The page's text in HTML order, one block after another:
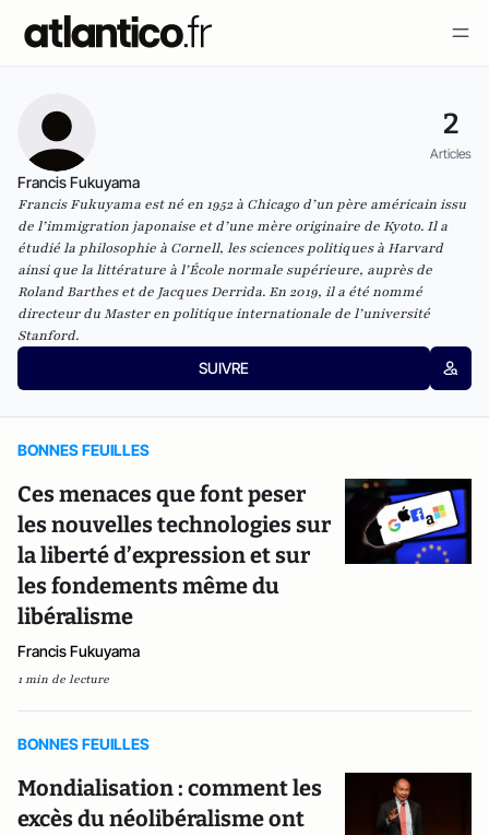
2
Articles
Francis Fukuyama
Francis Fukuyama est né en 1952 à Chicago d’un père américain issu
de l’immigration japonaise et d’une mère originaire de Kyoto. Il a
étudié la philosophie à Cornell, les sciences politiques à Harvard
ainsi que la littérature à l’École normale supérieure, auprès de
Roland Barthes et de Jacques Derrida. En 2019, il a été nommé
directeur du Master en politique internationale de l’université
Stanford.
SUIVRE
BONNES FEUILLES
Ces menaces que font peser
les nouvelles technologies sur
la liberté d’expression et sur
les fondements même du
libéralisme
Francis Fukuyama
1 min de lecture
BONNES FEUILLES
Mondialisation : comment les
excès du néolibéralisme ont